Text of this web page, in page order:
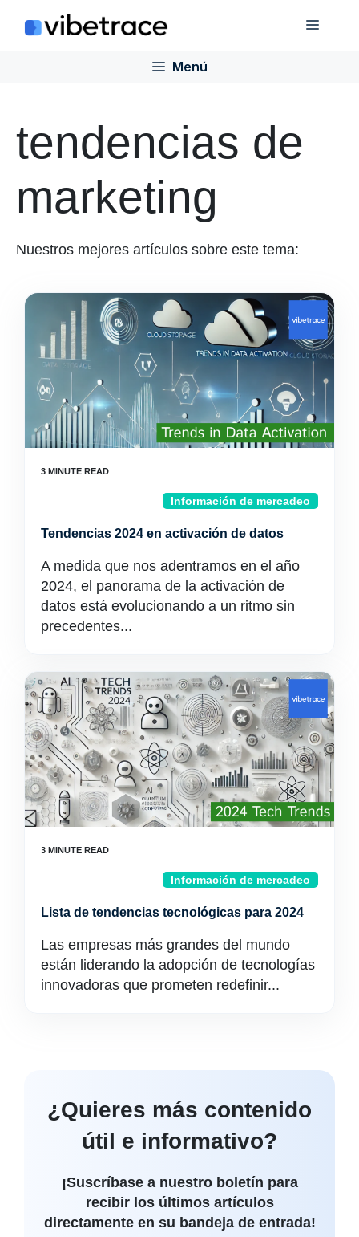
Menú
Menú
tendencias de
marketing
Nuestros mejores artículos sobre este tema:
Información de mercadeo
Tendencias 2024 en activación de datos
A medida que nos adentramos en el año
2024, el panorama de la activación de
datos está evolucionando a un ritmo sin
precedentes...
Información de mercadeo
Lista de tendencias tecnológicas para 2024
Las empresas más grandes del mundo
están liderando la adopción de tecnologías
innovadoras que prometen redefinir...
¿Quieres más contenido
útil e informativo?
¡Suscríbase a nuestro boletín para
recibir los últimos artículos
directamente en su bandeja de entrada!